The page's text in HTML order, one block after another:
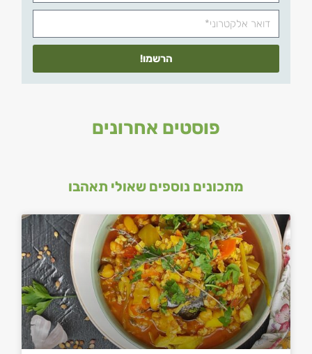
הרשמו!
פוסטים אחרונים
מתכונים נוספים שאולי תאהבו